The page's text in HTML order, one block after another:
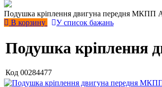
Подушка кріплення двигуна передня MКПП
В корзину
У список бажань
Подушка кріплення
Код 00284477